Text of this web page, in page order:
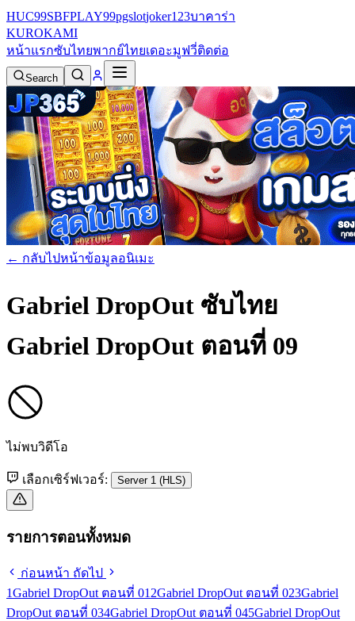
HUC99SBFPLAY99pgslotjoker123บาคาร่า
KUROKAMI
หน้าแรกซับไทยพากย์ไทยเดอะมูฟวี่ติดต่อ
Search
← กลับไปหน้าข้อมูลอนิเมะ
Gabriel DropOut ซับไทย
Gabriel DropOut ตอนที่ 09
ไม่พบวิดีโอ
เลือกเซิร์ฟเวอร์: Server 1 (HLS)
รายการตอนทั้งหมด
ก่อนหน้า ถัดไป
1Gabriel DropOut ตอนที่ 01 2Gabriel DropOut ตอนที่ 023Gabriel
DropOut ตอนที่ 034Gabriel DropOut ตอนที่ 045Gabriel DropOut